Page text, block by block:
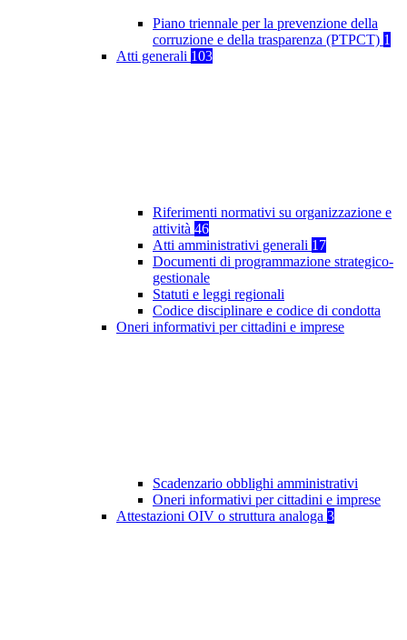
Piano triennale per la prevenzione della
corruzione e della trasparenza (PTPCT) 1
Atti generali 103
Riferimenti normativi su organizzazione e
attività 46
Atti amministrativi generali 17
Documenti di programmazione strategico-
gestionale
Statuti e leggi regionali
Codice disciplinare e codice di condotta
Oneri informativi per cittadini e imprese
Scadenzario obblighi amministrativi
Oneri informativi per cittadini e imprese
Attestazioni OIV o struttura analoga 3